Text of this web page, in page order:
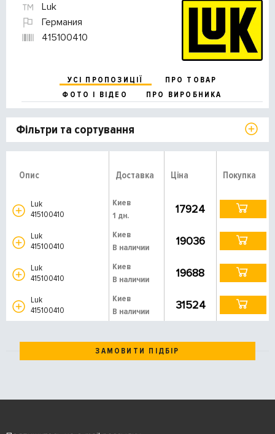
Luk
Германия
415100410
УСІ ПРОПОЗИЦІЇ
ПРО ТОВАР
ФОТО І ВІДЕО
ПРО ВИРОБНИКА
Фільтри та сортування
Опис Доставка Ціна Покупка
Luk
415100410
Киев
1 дн.
17924
Luk
415100410
Киев
В наличии
19036
Luk
415100410
Киев
В наличии
19688
Luk
415100410
Киев
В наличии
31524
ЗАМОВИТИ ПІДБІР